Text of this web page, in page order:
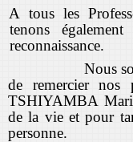
A tous les
tenons
reconnaissance.
Nous
de remercier nos
TSHIYAMBA
de la vie et pour
personne.